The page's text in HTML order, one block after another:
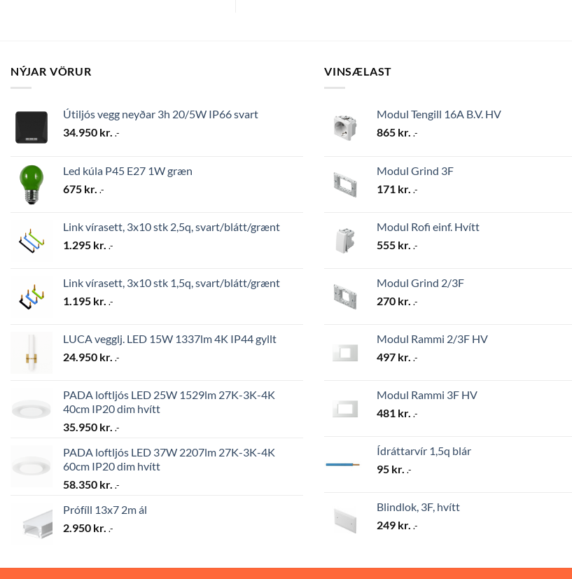
NÝJAR VÖRUR
Útiljós vegg neyðar 3h 20/5W IP66 svart
34.950 kr. .-
Led kúla P45 E27 1W græn
675 kr. .-
Link vírasett, 3x10 stk 2,5q, svart/blátt/grænt
1.295 kr. .-
Link vírasett, 3x10 stk 1,5q, svart/blátt/grænt
1.195 kr. .-
LUCA vegglj. LED 15W 1337lm 4K IP44 gyllt
24.950 kr. .-
PADA loftljós LED 25W 1529lm 27K-3K-4K
40cm IP20 dim hvítt
35.950 kr. .-
PADA loftljós LED 37W 2207lm 27K-3K-4K
60cm IP20 dim hvítt
58.350 kr. .-
Prófíll 13x7 2m ál
2.950 kr. .-
VINSÆLAST
Modul Tengill 16A B.V. HV
865 kr. .-
Modul Grind 3F
171 kr. .-
Modul Rofi einf. Hvítt
555 kr. .-
Modul Grind 2/3F
270 kr. .-
Modul Rammi 2/3F HV
497 kr. .-
Modul Rammi 3F HV
481 kr. .-
Ídráttarvír 1,5q blár
95 kr. .-
Blindlok, 3F, hvítt
249 kr. .-